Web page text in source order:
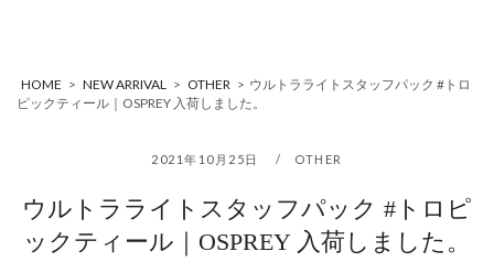
HOME > NEW ARRIVAL > OTHER > ウルトラライトスタッフパック #トロ
ピックティール｜OSPREY 入荷しました。
2021年10月25日 OTHER
ウルトラライトスタッフパック #トロピ
ックティール｜OSPREY 入荷しました。